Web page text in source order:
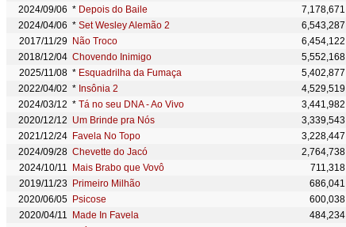
2024/09/06 * Depois do Baile 7,178,671
2024/04/06 * Set Wesley Alemão 2 6,543,287
2017/11/29 Não Troco 6,454,122
2018/12/04 Chovendo Inimigo 5,552,168
2025/11/08 * Esquadrilha da Fumaça 5,402,877
2022/04/02 * Insônia 2 4,529,519
2024/03/12 * Tá no seu DNA - Ao Vivo 3,441,982
2020/12/12 Um Brinde pra Nós 3,339,543
2021/12/24 Favela No Topo 3,228,447
2024/09/28 Chevette do Jacó 2,764,738
2024/10/11
Mais Brabo que Vovô 711,318
2019/11/23
Primeiro Milhão 686,041
2020/06/05 Psicose 600,038
2020/04/11
Made In Favela 484,234